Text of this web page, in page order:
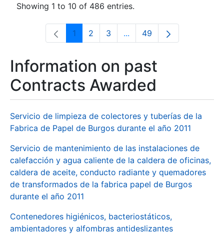
Showing 1 to 10 of 486 entries.
Page
1 Page
2 Page
3 ...Intermediate Pages Use
Page
49
Information on past
Contracts Awarded
Servicio de limpieza de colectores y tuberías de la
Fabrica de Papel de Burgos durante el año 2011
Servicio de mantenimiento de las instalaciones de
calefacción y agua caliente de la caldera de oficinas,
caldera de aceite, conducto radiante y quemadores
de transformados de la fabrica papel de Burgos
durante el año 2011
Contenedores higiénicos, bacteriostáticos,
ambientadores y alfombras antideslizantes